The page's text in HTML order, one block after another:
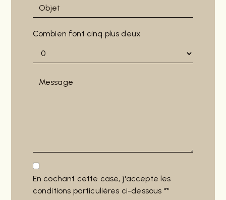
Combien font cinq plus deux
En cochant cette case, j'accepte les
conditions particulières ci-dessous **